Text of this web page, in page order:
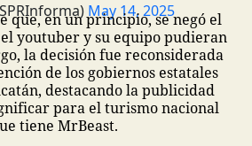
May 14, 2025
que, en un principio, se negó el
youtuber y su equipo pudieran
la decisión fue reconsiderada
de los gobiernos estatales
destacando la publicidad
para el turismo nacional
tiene MrBeast.